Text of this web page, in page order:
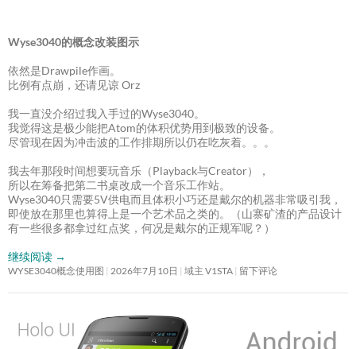
Wyse3040的概念改装图示
依然是Drawpile作画。
比例有点崩，还请见谅 Orz
我一直没介绍过我入手过的Wyse3040。
我觉得这是极少能把Atom的体积优势用到极致的设备。
尽管现在因为冲击波的工作排期所以仍在吃灰着。。。
我去年那段时间想要玩音乐（Playback与Creator），
所以在筹备把第二书桌改成一个音乐工作站。
Wyse3040只需要5V供电而且体积小巧还是戴尔的机器非常吸引我，
即使放在那里也算得上是一个艺术品之类的。（山寨矿渣的产品设计
有一些很多都拿过红点奖，何况是戴尔的正规军呢？）
继续阅读 →
WYSE3040概念使用图 2026年7月10日 域主 V1STA 留下评论